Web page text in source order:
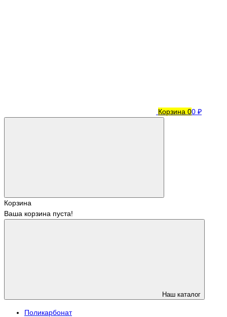
Корзина 00 ₽
Корзина
Ваша корзина пуста!
Наш каталог
Поликарбонат